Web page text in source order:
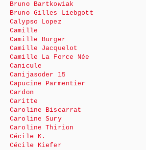
Bruno Bartkowiak
Bruno-Gilles Liebgott
Calypso Lopez
Camille
Camille Burger
Camille Jacquelot
Camille La Force Née
Canicule
Canijasoder 15
Capucine Parmentier
Cardon
Caritte
Caroline Biscarrat
Caroline Sury
Caroline Thirion
Cécile K.
Cécile Kiefer